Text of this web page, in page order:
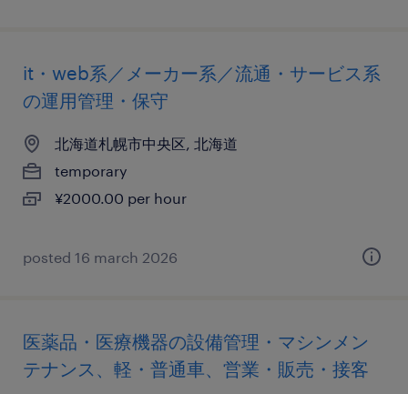
it・web系／メーカー系／流通・サービス系
の運用管理・保守
北海道札幌市中央区, 北海道
temporary
¥2000.00 per hour
posted 16 march 2026
医薬品・医療機器の設備管理・マシンメン
テナンス、軽・普通車、営業・販売・接客